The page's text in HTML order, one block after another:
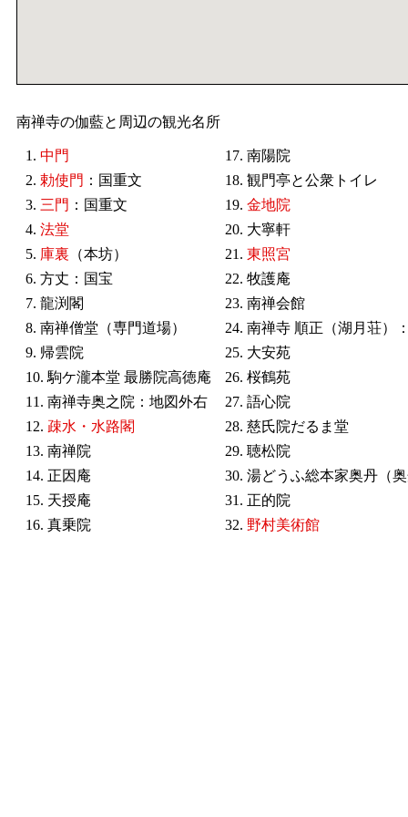
南禅寺の伽藍と周辺の観光名所
1. 中門
2. 勅使門 ：国重文
3. 三門 ：国重文
4. 法堂
5. 庫裏 （本坊）
6. 方丈：国宝
7. 龍渕閣
8. 南禅僧堂（専門道場）
9. 帰雲院
10. 駒ケ瀧本堂 最勝院高徳庵
11. 南禅寺奥之院：地図外右
12. 疎水・水路閣
13. 南禅院
14. 正因庵
15. 天授庵
16. 真乗院
17. 南陽院
18. 観門亭と公衆トイレ
19. 金地院
20. 大寧軒
21. 東照宮
22. 牧護庵
23. 南禅会館
24. 南禅寺 順正（湖月荘）
25. 大安苑
26. 桜鶴苑
27. 語心院
28. 慈氏院だるま堂
29. 聴松院
30. 湯どうふ総本家奥丹（奥
31. 正的院
32. 野村美術館